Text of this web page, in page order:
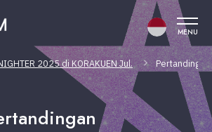
MENU
2025 di KORAKUEN Jul. Pertandingan